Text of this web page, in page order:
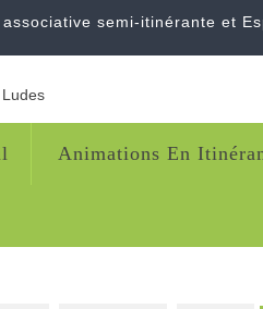
semi-itinérante et
Animations En